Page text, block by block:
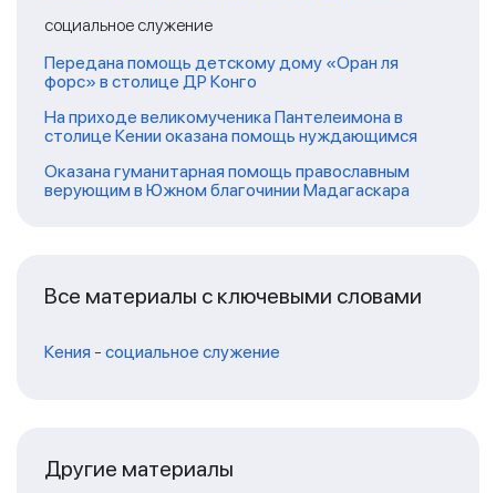
социальное служение
Передана помощь детскому дому «Оран ля
форс» в столице ДР Конго
На приходе великомученика Пантелеимона в
столице Кении оказана помощь нуждающимся
Оказана гуманитарная помощь православным
верующим в Южном благочинии Мадагаскара
Все материалы с ключевыми словами
Кения - социальное служение
Другие материалы